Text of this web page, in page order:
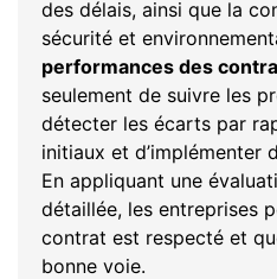
des délais, ainsi que la
sécurité et
performances des
seulement de suivre les
détecter les écarts par
initiaux et d’implémenter
En appliquant une
détaillée, les entreprises
contrat est respecté et
bonne voie.